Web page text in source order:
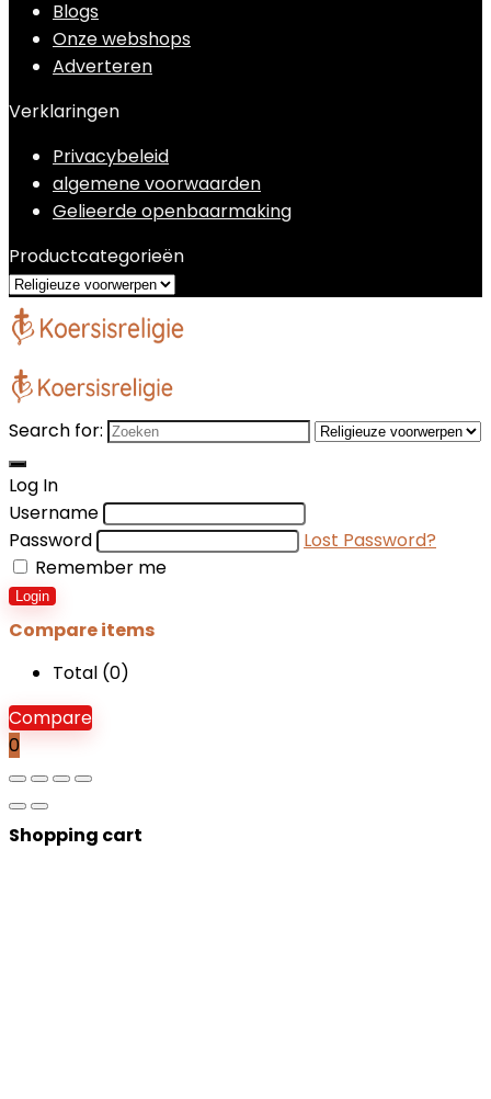
Blogs
Onze webshops
Adverteren
Verklaringen
Privacybeleid
algemene voorwaarden
Gelieerde openbaarmaking
Productcategorieën
Search for:
Log In
Username
Password
Lost Password?
Remember me
Login
Compare items
Total (0)
Compare
0
Shopping cart